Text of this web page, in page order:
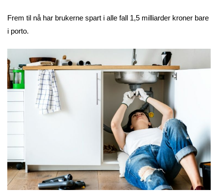
Frem til nå har brukerne spart i alle fall 1,5 milliarder kroner bare
i porto.